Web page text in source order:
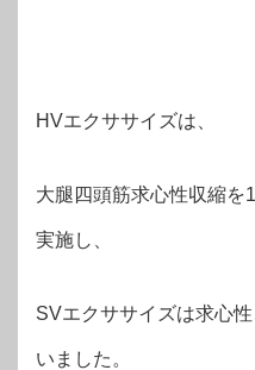
HVエクササイズは、
大腿四頭筋求心性収縮を
実施し、
SVエクササイズは求心
いました。